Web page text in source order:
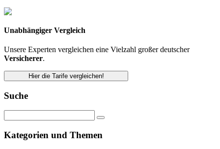
Unabhängiger Vergleich
Unsere Experten vergleichen eine Vielzahl großer deutscher
Versicherer.
Hier die Tarife vergleichen!
Suche
Kategorien und Themen